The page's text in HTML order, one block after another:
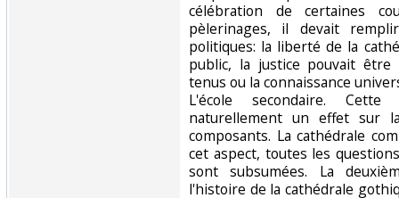
célébration de certaines
pèlerinages, il devait
politiques: la liberté de la
public, la justice pouvait être
tenus ou la connaissance
L'école secondaire.
naturellement un effet sur
composants. La cathédrale
cet aspect, toutes les
sont subsumées. La
l'histoire de la cathédrale